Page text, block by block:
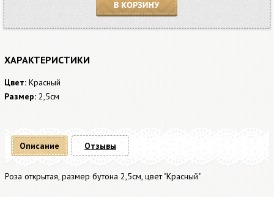
ХАРАКТЕРИСТИКИ
Цвет: Красный
Размер: 2,5см
Описание
Роза открытая, размер бутона 2,5см, цвет "Красный"
Отзывы